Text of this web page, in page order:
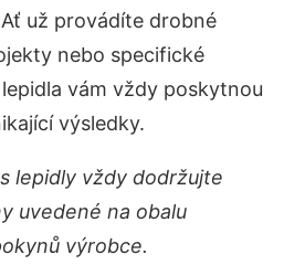
už provádíte drobné
nebo specifické
vám vždy poskytnou
výsledky.
lepidly vždy dodržujte
uvedené na obalu
výrobce.